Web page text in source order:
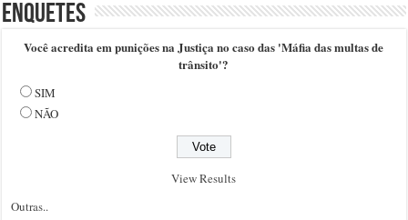
Enquetes
Você acredita em punições na Justiça no caso das 'Máfia das multas de
trânsito'?
SIM
NÃO
View Results
Outras..